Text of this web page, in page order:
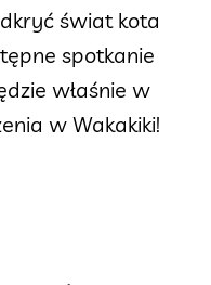
świat kota
spotkanie
właśnie w
w Wakakiki!